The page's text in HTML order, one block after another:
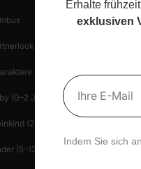
(0–2 J.)
(2–6 J.)
(5–12 J.)
Hilfe-
Erhalte
exklusiven
Ihre E-Mail
Indem Sie sich